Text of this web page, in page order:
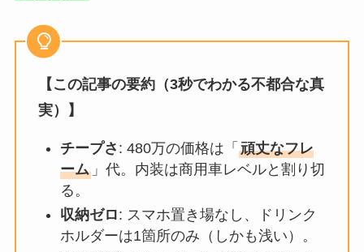
【この記事の要約（3秒でわかる不都合な真
実）】
チープさ : 480万の価格は「 頑丈なフレ
ーム」代。内装は商用車レベルと割り切
る。
収納ゼロ: スマホ置き場なし、ドリンク
ホルダーは1箇所のみ（しかも浅い）。